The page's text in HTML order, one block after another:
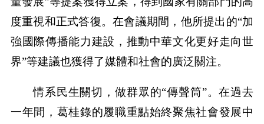
度重視和正式答復。在會議期間，他所提出的“加
強國際傳播能力建設，推動中華文化更好走向世
界”等建議也獲得了媒體和社會的廣泛關注。
情系民生關切，做群眾的“傳聲筒”。在過去
一年間，葛桂錄的履職重點始終聚焦社會發展中